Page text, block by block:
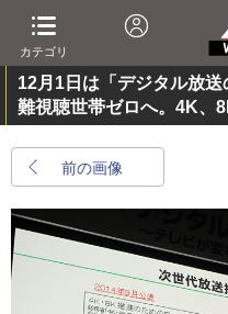
カテゴリ
12月1日は「デジタル放送
難視聴世帯ゼロへ。4K、
前の画像